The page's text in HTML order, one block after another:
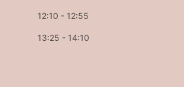
12:10 - 12:55
13:25 - 14:10